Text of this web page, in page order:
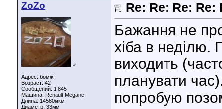
ZoZo
♂
Адрес: бомж
Возраст: 42
Сообщений: 1,845
Машина: Renault Megane
Длина: 14580мкм
Диаметр: 33мм
Re: Re: Re:
Бажання не
хіба в неділю.
виходить
планувати
попробую